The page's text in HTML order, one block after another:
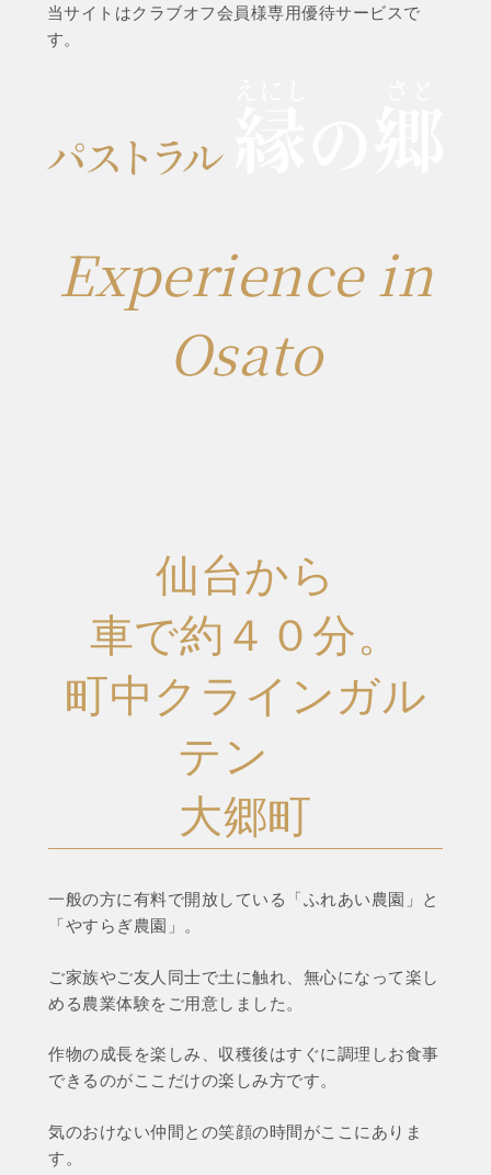
当サイトはクラブオフ会員様専用優待サービスで
す。
Experience in
Osato
仙台から
車で約４０分。
町中クラインガル
テン
大郷町
一般の方に有料で開放している「ふれあい農園」と
「やすらぎ農園」。
ご家族やご友人同士で土に触れ、無心になって楽し
める農業体験をご用意しました。
作物の成長を楽しみ、収穫後はすぐに調理しお食事
できるのがここだけの楽しみ方です。
気のおけない仲間との笑顔の時間がここにありま
す。